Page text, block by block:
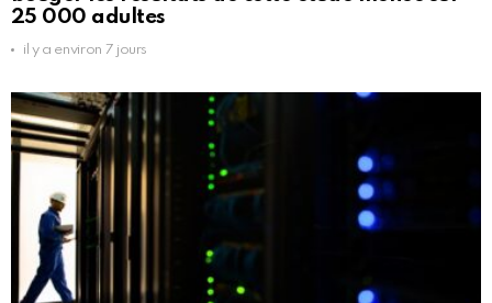
25 000 adultes
il y a environ 7 jours